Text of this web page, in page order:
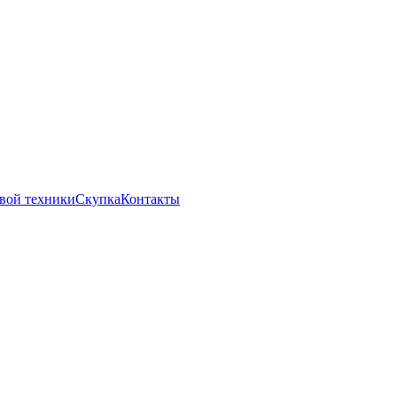
техникиСкупкаКонтакты